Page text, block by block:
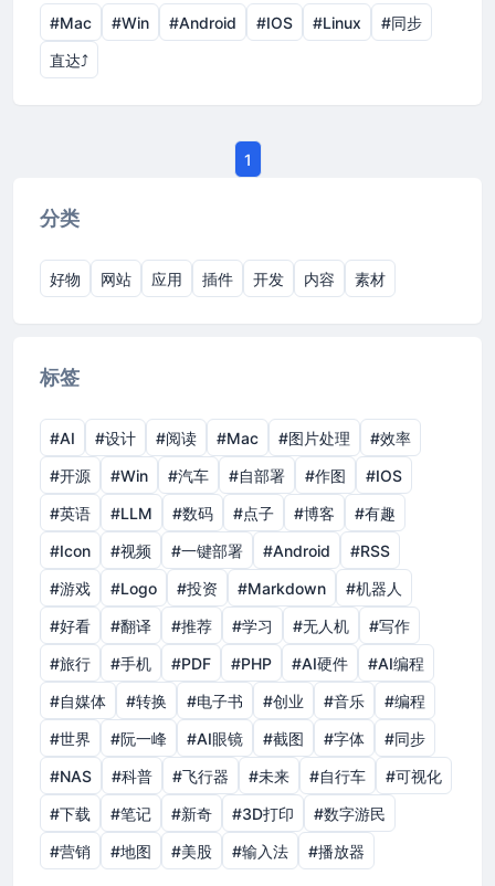
分类
好物 网站 应用 插件 开发 内容 素材
标签
#AI #设计 #阅读 #Mac #图片处理
#效率
#开源
#Win #汽车 #自部署 #作图
#IOS
#英语
#LLM #数码 #点子 #博客
#有趣
#Icon
#视频 #一键部署 #Android
#RSS
#游戏
#Logo #投资 #Markdown
#机器人
#好看
#翻译 #推荐 #学习 #无人机
#写作
#旅行
#手机 #PDF #PHP #AI硬件
#AI编程
#自媒体
#转换 #电子书 #创业 #音乐
#编程
#世界
#阮一峰 #AI眼镜 #截图 #字体
#同步
#NAS
#科普 #飞行器 #未来 #自行车
#可视化
#下载
#笔记 #新奇 #3D打印
#数字游民
#营销
#地图 #美股 #输入法 #播放器
#Mac #Win #Android #IOS #Linux
#同步
直达⤴︎
1